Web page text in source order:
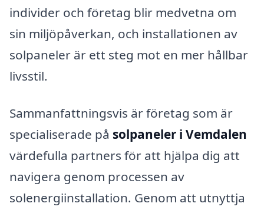
individer och företag blir medvetna om
sin miljöpåverkan, och installationen av
solpaneler är ett steg mot en mer hållbar
livsstil.
Sammanfattningsvis är företag som är
specialiserade på solpaneler i Vemdalen
värdefulla partners för att hjälpa dig att
navigera genom processen av
solenergiinstallation. Genom att utnyttja